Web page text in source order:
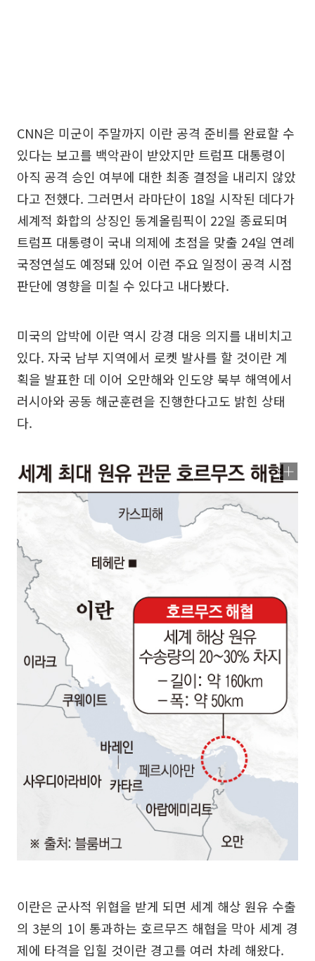
CNN은 미군이 주말까지 이란 공격 준비를 완료할 수
있다는 보고를 백악관이 받았지만 트럼프 대통령이
아직 공격 승인 여부에 대한 최종 결정을 내리지 않았
다고 전했다. 그러면서 라마단이 18일 시작된 데다가
세계적 화합의 상징인 동계올림픽이 22일 종료되며
트럼프 대통령이 국내 의제에 초점을 맞출 24일 연례
국정연설도 예정돼 있어 이런 주요 일정이 공격 시점
판단에 영향을 미칠 수 있다고 내다봤다.
미국의 압박에 이란 역시 강경 대응 의지를 내비치고
있다. 자국 남부 지역에서 로켓 발사를 할 것이란 계
획을 발표한 데 이어 오만해와 인도양 북부 해역에서
러시아와 공동 해군훈련을 진행한다고도 밝힌 상태
다.
이란은 군사적 위협을 받게 되면 세계 해상 원유 수출
의 3분의 1이 통과하는 호르무즈 해협을 막아 세계 경
제에 타격을 입힐 것이란 경고를 여러 차례 해왔다.